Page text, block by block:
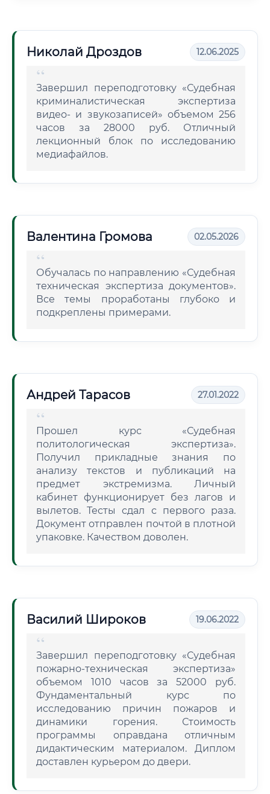
Николай Дроздов 12.06.2025
Завершил переподготовку «Судебная
криминалистическая экспертиза
видео- и звукозаписей» объемом 256
часов за 28000 руб. Отличный
лекционный блок по исследованию
медиафайлов.
Валентина Громова 02.05.2026
Обучалась по направлению «Судебная
техническая экспертиза документов».
Все темы проработаны глубоко и
подкреплены примерами.
Андрей Тарасов 27.01.2022
Прошел курс «Судебная
политологическая экспертиза».
Получил прикладные знания по
анализу текстов и публикаций на
предмет экстремизма. Личный
кабинет функционирует без лагов и
вылетов. Тесты сдал с первого раза.
Документ отправлен почтой в плотной
упаковке. Качеством доволен.
Василий Широков 19.06.2022
Завершил переподготовку «Судебная
пожарно-техническая экспертиза»
объемом 1010 часов за 52000 руб.
Фундаментальный курс по
исследованию причин пожаров и
динамики горения. Стоимость
программы оправдана отличным
дидактическим материалом. Диплом
доставлен курьером до двери.